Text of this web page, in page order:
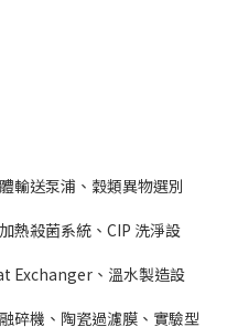
輸送泵浦、穀類異物選別
熱殺菌系統、CIP 洗淨設
Exchanger、溫水製造設
碎機、陶瓷過濾膜、實驗型